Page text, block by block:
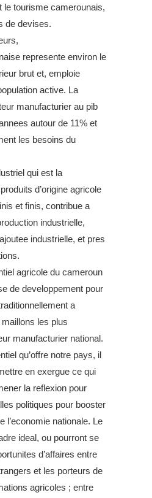
le tourisme camerounais,
de devises.
represente environ le
brut et, emploie
active. La
manufacturier au pib
autour de 11% et
les besoins du
qui est la
d’origine agricole
et finis, contribue a
industrielle,
industrielle, et pres
agricole du cameroun
de developpement pour
a
les plus
manufacturier national.
qu’offre notre pays, il
en exergue ce qui
la reflexion pour
politiques pour booster
l’economie nationale. Le
ideal, ou pourront se
d’affaires entre
et les porteurs de
agricoles ; entre